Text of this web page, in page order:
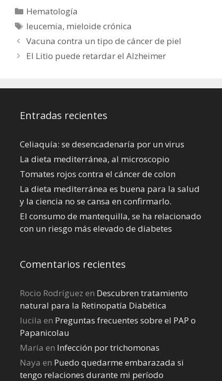
Categorías
Hematología
Etiquetas
leucemia, mieloide crónica
Vacuna contra un tipo de cáncer de piel
El Litio puede retardar el Alzheimer
Entradas recientes
Celiaquía: se desencadenaría por un virus
La dieta mediterránea, al microscopio
Tomates rojos contra el cáncer de colon
La dieta mediterránea es buena para la salud
y la ciencia no se cansa en confirmarlo.
El consumo de mantequilla, se ha relacionado
con un riesgo más elevado de diabetes
Comentarios recientes
Rocio Rodríguez en Descubren tratamiento
natural para la Retinopatía Diabética
lucila en Preguntas frecuentes sobre el PAP o
Papanicolau
Maria en Infección por trichomonas
Naya en Puedo quedarme embarazada si
tengo relaciones durante mi perí­odo